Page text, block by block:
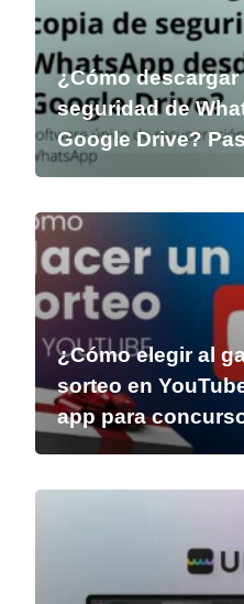
¿Cómo
seguridad de
Google Drive?
¿Cómo elegir al
sorteo en
app para